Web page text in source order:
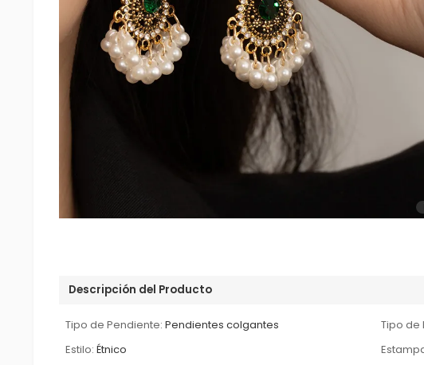
Descripción del Producto
Tipo de Pendiente: Pendientes colgantes Tipo de
Estilo: Étnico